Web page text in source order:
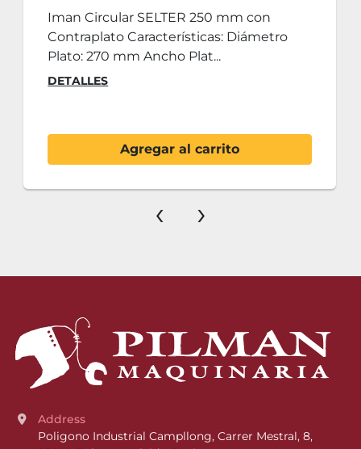
Iman Circular SELTER 250 mm con
Contraplato Características: Diámetro
Plato: 270 mm Ancho Plat...
DETALLES
Agregar al carrito
‹ ›
Address
Poligono Industrial Campllong, Carrer Mestral, 8,